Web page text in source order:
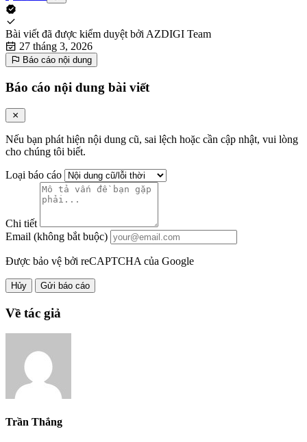
Bài viết đã được kiểm duyệt bởi AZDIGI Team
27 tháng 3, 2026
Báo cáo nội dung
Báo cáo nội dung bài viết
Nếu bạn phát hiện nội dung cũ, sai lệch hoặc cần cập nhật, vui lòng
cho chúng tôi biết.
Loại báo cáo
Chi tiết
Email (không bắt buộc)
Được bảo vệ bởi reCAPTCHA của Google
Hủy Gửi báo cáo
Về tác giả
Trần Thắng